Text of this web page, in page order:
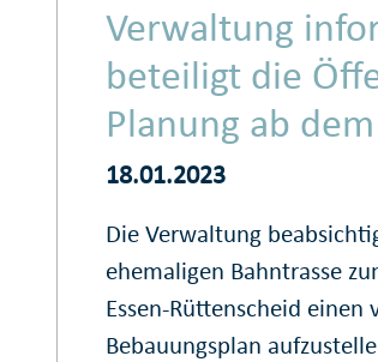
Verwaltung
beteiligt die
Planung ab
18.01.2023
Die Verwaltung
ehemaligen Bahntrasse
Essen-Rüttenscheid einen
Bebauungsplan